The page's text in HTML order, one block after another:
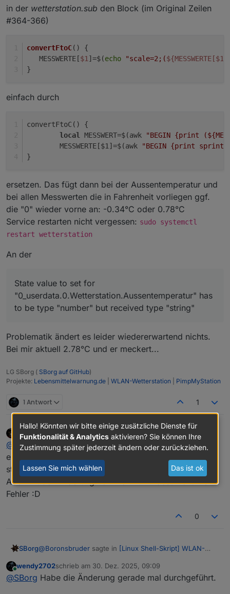
in der wetterstation.sub den Block (im Original Zeilen
#364-366)
convertFtoC() {
   MESSWERTE[
$1]=$(echo "scale=2;(
}
einfach durch
convertFtoC() {
local MESSWERT=$(awk "BEGIN {print (
        MESSWERTE[$1]=$(awk
"BEGIN {print
}
ersetzen. Das fügt dann bei der Aussentemperatur und
bei allen Messwerten die in Fahrenheit vorliegen ggf.
die "0" wieder vorne an: -0.34°C oder 0.78°C
Service restarten nicht vergessen: sudo systemctl
restart wetterstation
An der
State value to set for
"0_userdata.0.Wetterstation.Aussentemperatur" has
to be type "number" but received type "string"
Problematik ändert es leider wiedererwartend nichts.
Bei mir aktuell 2.78°C und er meckert...
LG SBorg ( SBorg auf GitHub)
Projekte: Lebensmittelwarnung.de WLAN-Wetterstation PimpMyStation
1 Antwort 1
Offline
Boronsbruderschrieb am26. Dez. 2025, 19:44
zuletzt editiert von
@ sborgDa bin leider ein schlechter Testkandidat, weil
es bei mir immer lief... mit 0. und ohne meckern mit
strings...
Aber mit der Änderung kommen zumindest nicht mehr
Fehler :D
0
SBorg@Boronsbruder sagte in [Linux Shell-Skript] WLAN-
@SBorg
Online
wendy2702schrieb am 30. Dez. 2025, 09:09
zuletzt editiert von
@SBorg Habe die Änderung gerade mal durchgeführt.
Hallo! Könnten wir bitte einige zusätzliche Dienste für
Funktionalität & Analytics aktivieren? Sie können Ihre
Zustimmung später jederzeit ändern oder zurückziehen.
Lassen Sie mich wählen Das ist ok